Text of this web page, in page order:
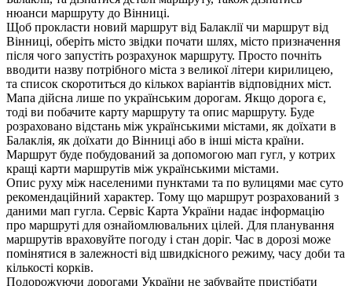
нюанси маршруту до Вінниці.
Щоб прокласти новий маршрут від Балаклії чи маршрут від
Вінниці, оберіть місто звідки почати шлях, місто призначення
після чого запустіть розрахунок маршруту. Просто почніть
вводити назву потрібного міста з великої літери кирилицею,
та список скоротиться до кількох варіантів відповідних міст.
Мапа дійсна лише по українським дорогам. Якщо дорога є,
тоді ви побачите карту маршруту та опис маршруту. Буде
розраховано відстань між українськими містами, як доїхати в
Балаклія, як доїхати до Вінниці або в інші міста країни.
Маршрут буде побудований за допомогою мап гугл, у котрих
кращі карти маршрутів між українськими містами.
Опис руху між населеними пунктами та по вулицями має суто
рекомендаційний характер. Тому що маршрут розрахований з
даними мап гугла. Сервіс Карта України надає інформацію
про маршруті для ознайомлювальних цілей. Для планування
маршрутів враховуйте погоду і стан доріг. Час в дорозі може
помінятися в залежності від швидкісного режиму, часу доби та
кількості корків.
Подорожуючи дорогами України не забувайте пристібати